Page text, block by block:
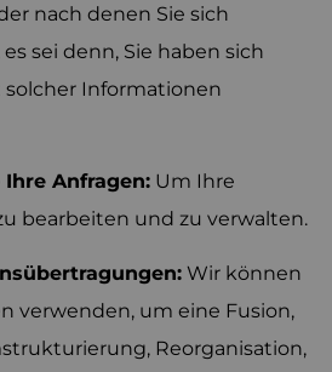
nach denen Sie sich
sei denn, Sie haben sich
Informationen
Anfragen: Um Ihre
bearbeiten und zu verwalten.
Wir können
verwenden, um eine Fusion,
Reorganisation,